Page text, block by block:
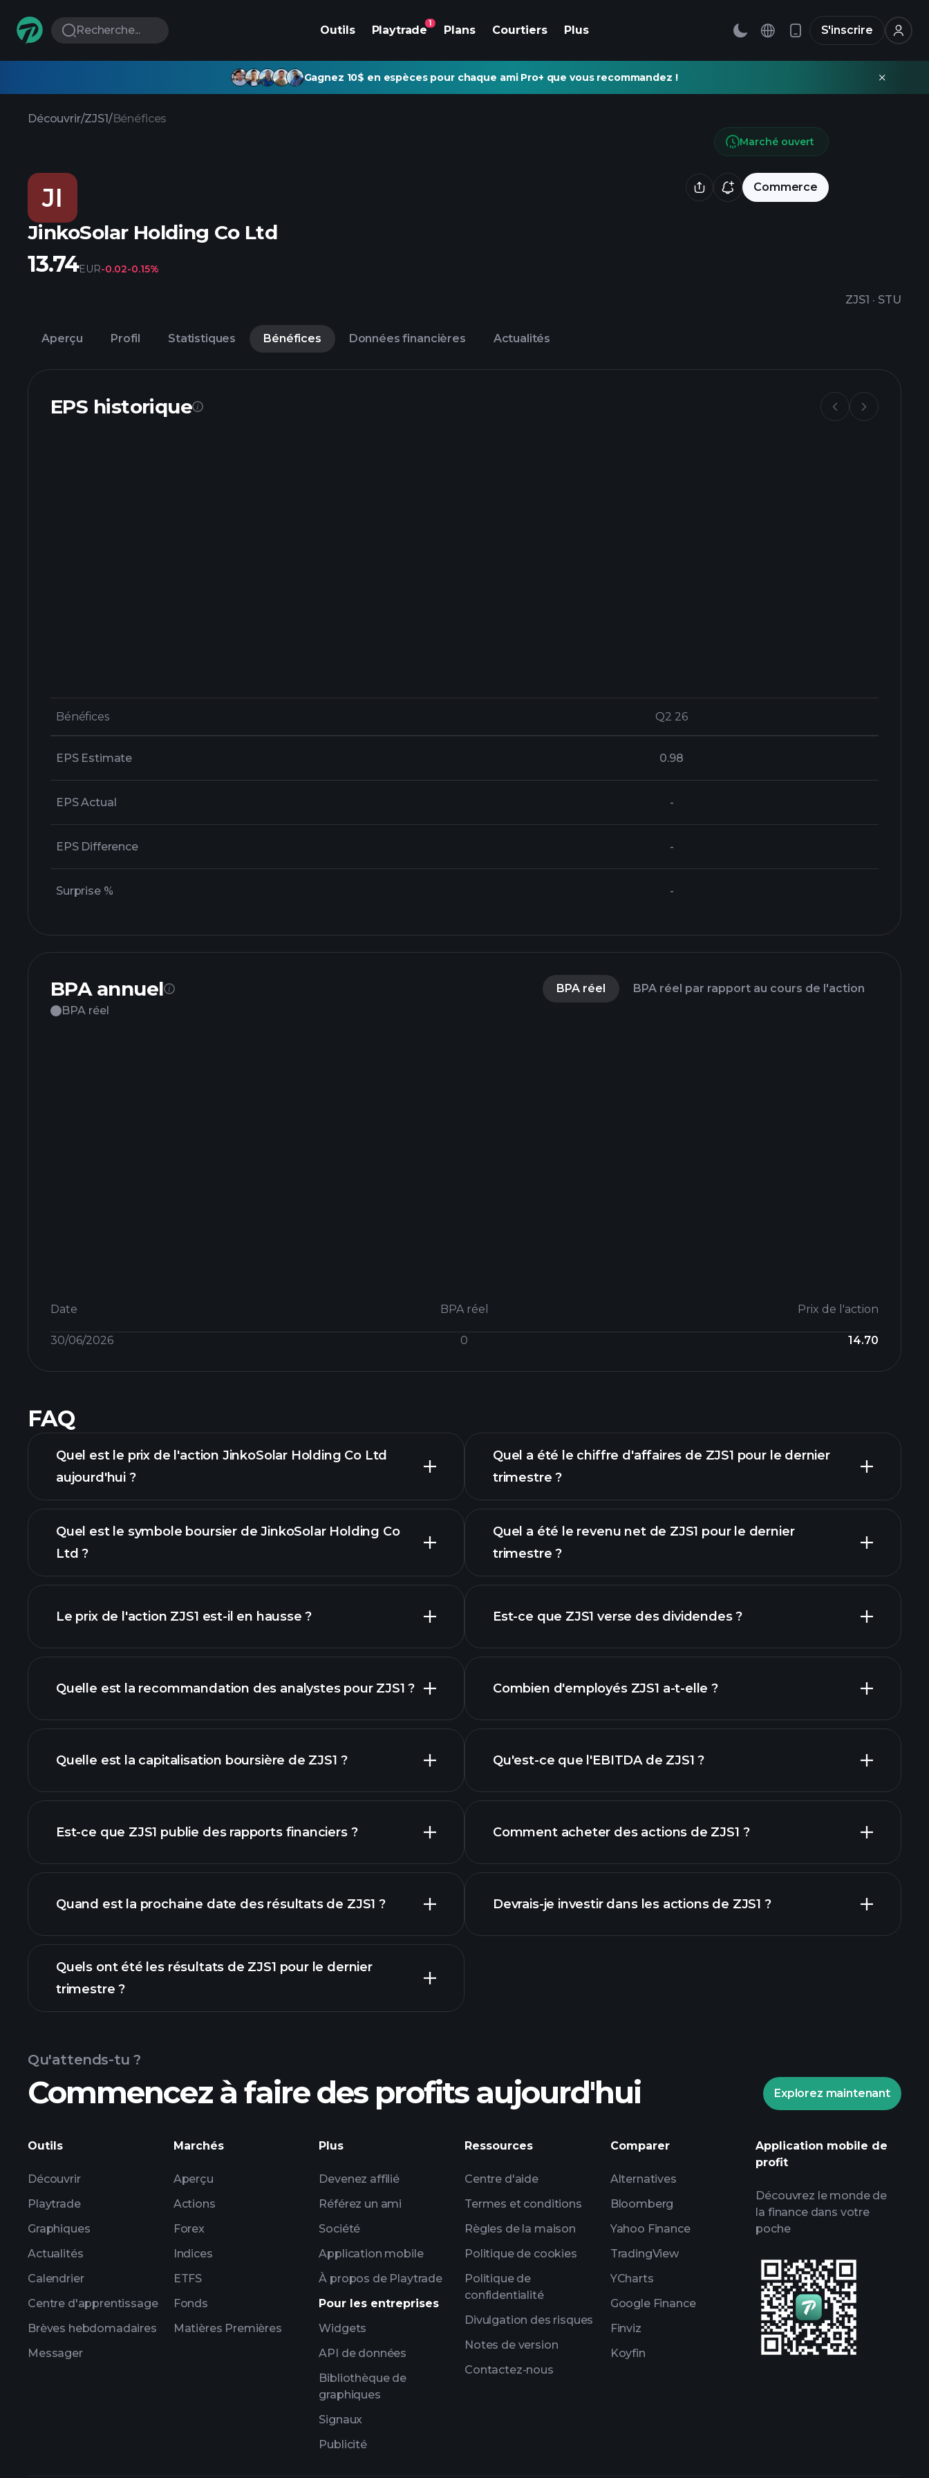
Recherche... Outils Playtrade
1
Plans Courtiers Plus S'inscrire
Gagnez 10$ en espèces pour chaque ami Pro+ que vous recommandez !
Découvrir/ZJS1/Bénéfices
JI Commerce
JinkoSolar Holding Co Ltd
ZJS1 · STU
Marché ouvert
13.74EUR-0.02-0.15%
Aperçu Profil Statistiques Bénéfices Données financières Actualités
EPS historique
Bénéfices Q2 26
Bénéfices Q2 26
EPS Estimate 0.98
EPS Actual -
EPS Difference -
Surprise % -
BPA annuel BPA réel
BPA réel par rapport au cours de l'action
BPA réel
Date BPA réel Prix ​​de l'action
30/06/2026 0 14.70
FAQ
Quel est le prix de l'action JinkoSolar Holding Co Ltd
aujourd'hui ?
graphique
Quel est le symbole boursier de JinkoSolar Holding Co
Ltd ?
Le prix de l'action ZJS1 est-il en hausse ?
graphique de ZJS1
Quelle est la recommandation des analystes pour ZJS1 ?
Quelle est la capitalisation boursière de ZJS1 ?
notre liste d'actions
Est-ce que ZJS1 publie des rapports financiers ?
finances de ZJS1
Quand est la prochaine date des résultats de ZJS1 ?
Calendrier des
résultats
Quels ont été les résultats de ZJS1 pour le dernier
trimestre ?
les bénéfices de ZJS1
Quel a été le chiffre d'affaires de ZJS1 pour le dernier
trimestre ?
rapports
Quel a été le revenu net de ZJS1 pour le dernier
trimestre ?
Est-ce que ZJS1 verse des dividendes ?
Combien d'employés ZJS1 a-t-elle ?
Qu'est-ce que l'EBITDA de ZJS1 ?
rapports
Comment acheter des actions de ZJS1 ?
Devrais-je investir dans les actions de ZJS1 ?
quotidiennes sur le marché alimentées par l'IA
Qu'attends-tu ?
Commencez à faire des profits aujourd'hui Explorez maintenant
Outils
Découvrir
Playtrade
Graphiques
Actualités
Calendrier
Centre d'apprentissage
Brèves hebdomadaires
Messager
Marchés
Aperçu
Actions
Forex
Indices
ETFS
Fonds
Matières Premières
Plus
Devenez affilié
Référez un ami
Société
Application mobile
À propos de Playtrade
Pour les entreprises
Widgets
API de données
Bibliothèque de
graphiques
Signaux
Publicité
Ressources
Centre d'aide
Termes et conditions
Règles de la maison
Politique de cookies
Politique de
confidentialité
Divulgation des risques
Notes de version
Contactez-nous
Comparer
Alternatives
Bloomberg
Yahoo Finance
TradingView
YCharts
Google Finance
Finviz
Koyfin
Application mobile de
profit
Découvrez le monde de
la finance dans votre
poche